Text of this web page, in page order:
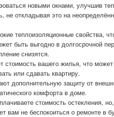
новыми окнами, улучшив
не откладывая это на
теплоизоляционные свойства,
быть выгодно в долгосрочной
снизятся.
стоимость вашего жилья, что
или сдавать квартиру.
дополнительную защиту от
комфорта в доме.
стоимость остекления,
вам не беспокоиться о ремонте в